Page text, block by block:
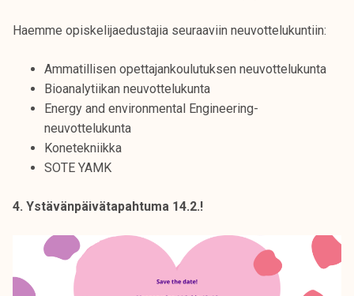
Haemme opiskelijaedustajia seuraaviin neuvottelukuntiin:
Ammatillisen opettajankoulutuksen neuvottelukunta
Bioanalytiikan neuvottelukunta
Energy and environmental Engineering-
neuvottelukunta
Konetekniikka
SOTE YAMK
4. Ystävänpäivätapahtuma 14.2.!